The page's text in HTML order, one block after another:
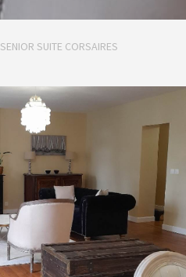
SENIOR SUITE CORSAIRES